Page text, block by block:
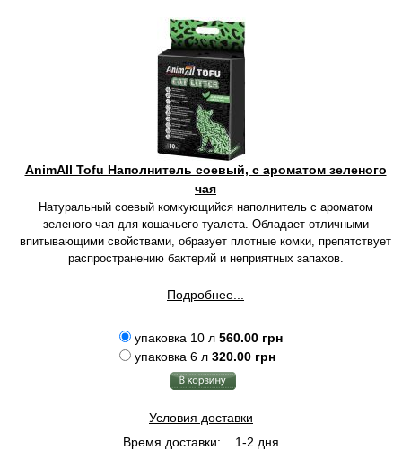
AnimAll Tofu Наполнитель соевый, с ароматом зеленого
чая
Натуральный соевый комкующийся наполнитель с ароматом
зеленого чая для кошачьего туалета. Обладает отличными
впитывающими свойствами, образует плотные комки, препятствует
распространению бактерий и неприятных запахов.
Подробнее...
упаковка 10 л 560.00 грн
упаковка 6 л 320.00 грн
Условия доставки
Время доставки:
1-2 дня